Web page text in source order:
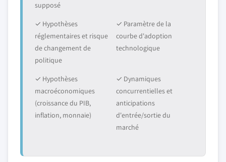
supposé
✓ Hypothèses
réglementaires et risque
de changement de
politique
✓ Paramètre de la
courbe d'adoption
technologique
✓ Hypothèses
macroéconomiques
(croissance du PIB,
inflation, monnaie)
✓ Dynamiques
concurrentielles et
anticipations
d'entrée/sortie du
marché